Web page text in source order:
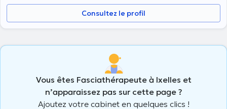
Consultez le profil
Vous êtes Fasciathérapeute à Ixelles et
n’apparaissez pas sur cette page ?
Ajoutez votre cabinet en quelques clics !